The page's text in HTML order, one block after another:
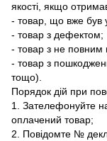
якості, якщо
- товар, що вже був
- товар з дефектом;
- товар з не повним
- товар з
тощо).
Порядок дій при
1. Зателефонуйте
оплачений товар;
2. Повідомте №